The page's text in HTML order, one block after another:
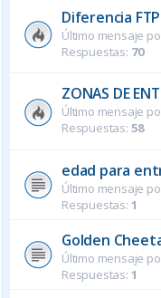
Diferencia
Último mensaje
Respuestas: 70
ZONAS DE
Último mensaje
Respuestas: 58
edad para
Último mensaje
Respuestas: 1
Golden
Último mensaje
Respuestas: 1